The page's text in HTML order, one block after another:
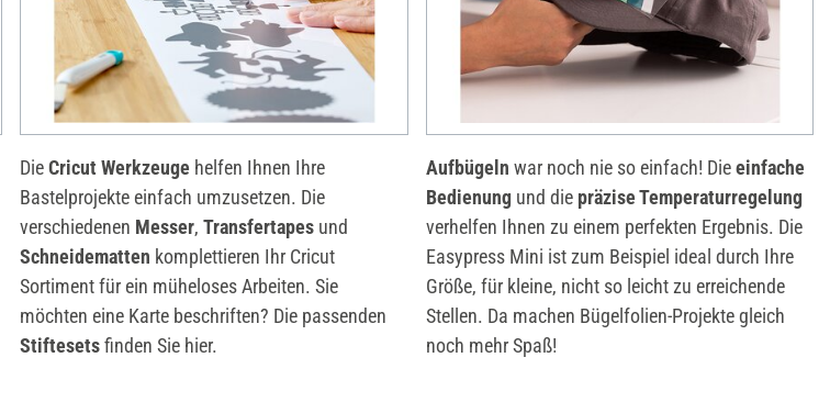
DieCricut Werkzeuge helfen Ihnen Ihre
Bastelprojekte einfach umzusetzen. Die
verschiedenen Messer,Transfertapes und
Schneidematten komplettieren Ihr Cricut
Sortiment für ein müheloses Arbeiten. Sie
möchten eine Karte beschriften? Die passenden
Stiftesetsfinden Sie hier.
Aufbügeln war noch nie so einfach! Dieeinfache
Bedienungund die präzise Temperaturregelung
verhelfen Ihnen zu einem perfekten Ergebnis. Die
Easypress Mini ist zum Beispiel ideal durch Ihre
Größe, für kleine, nicht so leicht zu erreichende
Stellen. Da machen Bügelfolien-Projekte gleich
noch mehr Spaß!